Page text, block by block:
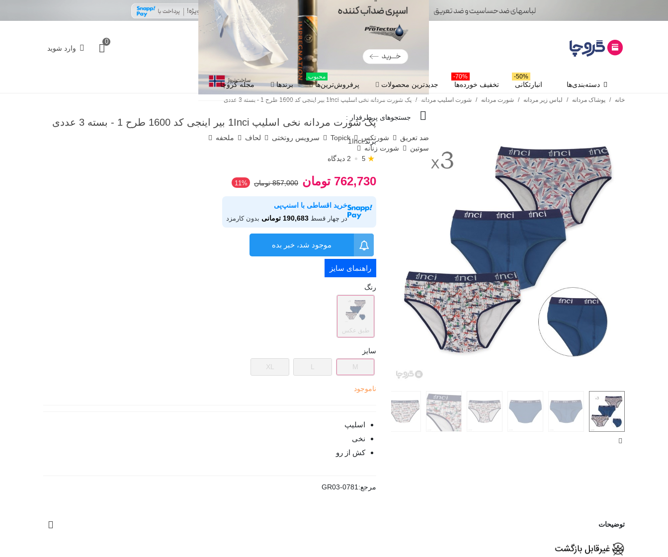
جستجوهای پرطرفدار :
ضد تعریق شورتکس Topick سرویس روتختی لحاف
ملحفه
سوتین
شورت زنانه
0
وارد شوید
دسته‌بندی‌ها انبارتکانی
50%-
تخفیف خورده‌ها
70%-
جدیدترین محصولات پرفروش‌ترین‌ها
محبوب
برندها مجله گروچا
خانه / پوشاک مردانه / لباس زیر مردانه / شورت مردانه / شورت اسلیپ مردانه / پک شورت مردانه نخی اسلیپ 1Inci بیر اینجی کد 1600 طرح 1 - بسته 3 عددی
پک شورت مردانه نخی اسلیپ 1Inci بیر اینجی کد 1600 طرح 1 - بسته 3 عددی
برند:1Inci
5 ★ 2 دیدگاه
762,730 تومان 857,000 تومان ‎11%
خرید اقساطی با اسنپ‌پی
در چهار قسط 190,683 تومانی بدون کارمزد
موجود شد، خبر بده
راهنمای سایز
رنگ
طبق عکس
سایز
M
L
XL
ناموجود
اسلیپ
نخی
کش از رو
مرجع:GR03-0781
توضیحات